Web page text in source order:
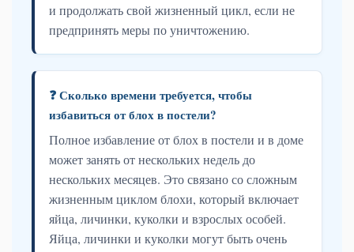
и продолжать свой жизненный цикл, если не
предпринять меры по уничтожению.
❓ Сколько времени требуется, чтобы
избавиться от блох в постели?
Полное избавление от блох в постели и в доме
может занять от нескольких недель до
нескольких месяцев. Это связано со сложным
жизненным циклом блохи, который включает
яйца, личинки, куколки и взрослых особей.
Яйца, личинки и куколки могут быть очень